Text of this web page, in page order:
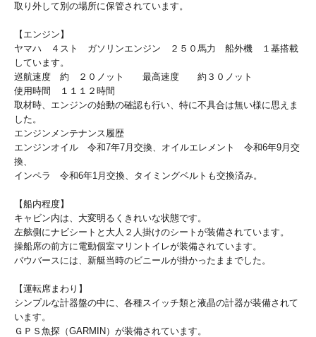
取り外して別の場所に保管されています。
【エンジン】
ヤマハ ４スト ガソリンエンジン ２５０馬力 船外機 １基搭載
しています。
巡航速度 約 ２０ノット 最高速度 約３０ノット
使用時間 １１１２時間
取材時、エンジンの始動の確認も行い、特に不具合は無い様に思えま
した。
エンジンメンテナンス履歴
エンジンオイル 令和7年7月交換、オイルエレメント 令和6年9月交
換、
インペラ 令和6年1月交換、タイミングベルトも交換済み。
【船内程度】
キャビン内は、大変明るくきれいな状態です。
左舷側にナビシートと大人２人掛けのシートが装備されています。
操船席の前方に電動個室マリントイレが装備されています。
バウバースには、新艇当時のビニールが掛かったままでした。
【運転席まわり】
シンプルな計器盤の中に、各種スイッチ類と液晶の計器が装備されて
います。
ＧＰＳ魚探（GARMIN）が装備されています。